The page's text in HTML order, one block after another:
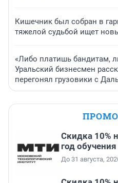
Кишечник был собран в
тяжелой судьбой ищет
«Либо платишь бандитам,
Уральский бизнесмен
перегонял грузовики с
Скидка 10%
год обучения
До 31 августа,